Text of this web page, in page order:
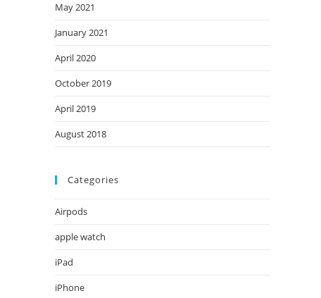
May 2021
January 2021
April 2020
October 2019
April 2019
August 2018
Categories
Airpods
apple watch
iPad
iPhone